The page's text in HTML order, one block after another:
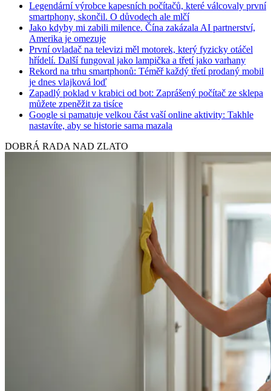
Legendární výrobce kapesních počítačů, které válcovaly první
smartphony, skončil. O důvodech ale mlčí
Jako kdyby mi zabili milence. Čína zakázala AI partnerství,
Amerika je omezuje
První ovladač na televizi měl motorek, který fyzicky otáčel
hřídelí. Další fungoval jako lampička a třetí jako varhany
Rekord na trhu smartphonů: Téměř každý třetí prodaný mobil
je dnes vlajková loď
Zapadlý poklad v krabici od bot: Zaprášený počítač ze sklepa
můžete zpeněžit za tisíce
Google si pamatuje velkou část vaší online aktivity: Takhle
nastavíte, aby se historie sama mazala
DOBRÁ RADA NAD ZLATO